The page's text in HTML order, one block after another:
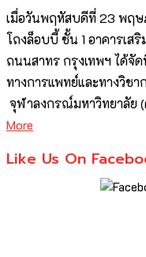
เมื่อวันพฤหัสบดีที่ 23 พฤษ
โถงล็อบบี้ ชั้น 1 อาคารเส
ถนนสาทร กรุงเทพฯ ได้จั
ทางการแพทย์และทางวิช
จุฬาลงกรณ์มหาวิทยาลัย
More
Like Us On